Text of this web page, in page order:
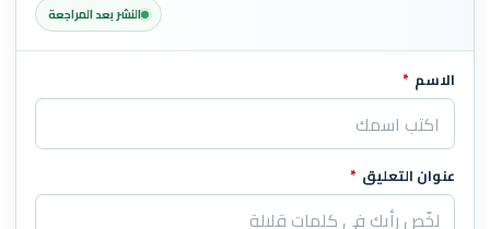
النشر بعد المراجعة
اترك هذا الحقل فارغاً
الاسم *
عنوان التعليق *